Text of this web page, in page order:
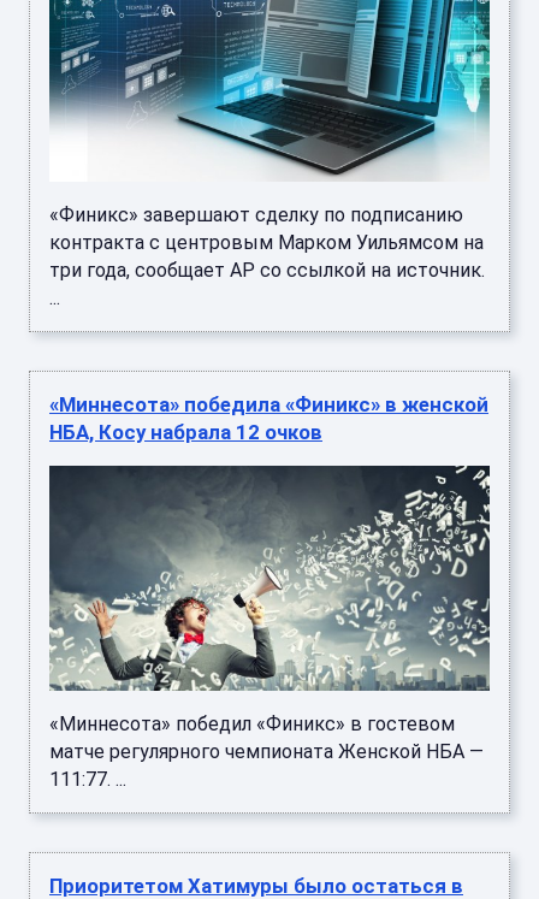
«Финикс» завершают сделку по подписанию
контракта с центровым Марком Уильямсом на
три года, сообщает AP со ссылкой на источник.
...
«Миннесота» победила «Финикс» в женской
НБА, Косу набрала 12 очков
«Миннесота» победил «Финикс» в гостевом
матче регулярного чемпионата Женской НБА —
111:77. ...
Приоритетом Хатимуры было остаться в